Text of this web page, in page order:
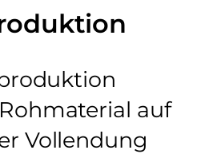
auf
Vollendung